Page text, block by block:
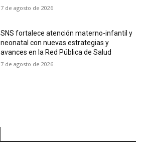
7 de agosto de 2026
SNS fortalece atención materno-infantil y
neonatal con nuevas estrategias y
avances en la Red Pública de Salud
7 de agosto de 2026